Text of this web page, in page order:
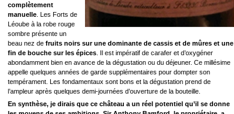
complètement
manuelle. Les Forts de
Léoube à la robe rouge
sombre présente un
beau nez de fruits noirs sur une dominante de cassis et de mûres et une
fin de bouche sur les épices. Il est impératif de carafer et d’oxygéner
abondamment bien en avance de la dégustation ou du déjeuner. Ce millésime
appelle quelques années de garde supplémentaires pour dompter son
tempérament. Les fondamentaux sont bons et la dégustation prend de
l’ampleur après quelques demi-journées d’ouverture de la bouteille.
En synthèse, je dirais que ce château a un réel potentiel qu’il se donne